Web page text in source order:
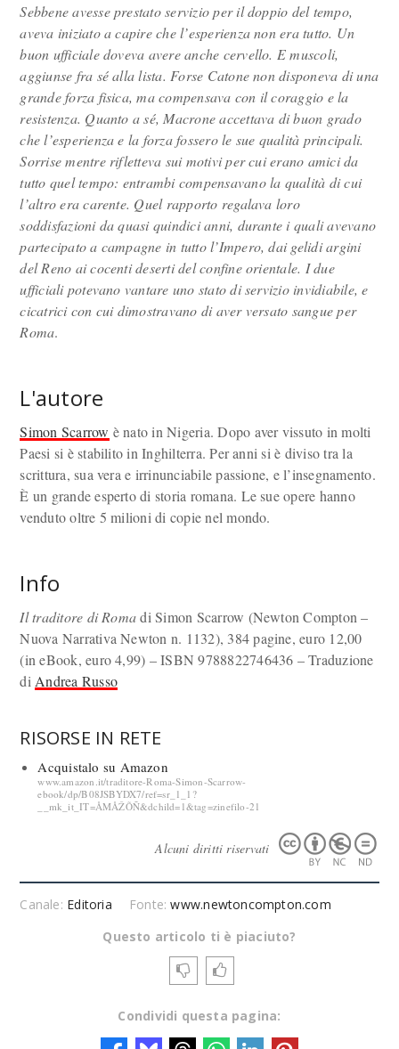
Sebbene avesse prestato servizio per il doppio del tempo,
aveva iniziato a capire che l’esperienza non era tutto. Un
buon ufficiale doveva avere anche cervello. E muscoli,
aggiunse fra sé alla lista. Forse Catone non disponeva di una
grande forza fisica, ma compensava con il coraggio e la
resistenza. Quanto a sé, Macrone accettava di buon grado
che l’esperienza e la forza fossero le sue qualità principali.
Sorrise mentre rifletteva sui motivi per cui erano amici da
tutto quel tempo: entrambi compensavano la qualità di cui
l’altro era carente. Quel rapporto regalava loro
soddisfazioni da quasi quindici anni, durante i quali avevano
partecipato a campagne in tutto l’Impero, dai gelidi argini
del Reno ai cocenti deserti del confine orientale. I due
ufficiali potevano vantare uno stato di servizio invidiabile, e
cicatrici con cui dimostravano di aver versato sangue per
Roma.
L'autore
Simon Scarrow è nato in Nigeria. Dopo aver vissuto in molti
Paesi si è stabilito in Inghilterra. Per anni si è diviso tra la
scrittura, sua vera e irrinunciabile passione, e l’insegnamento.
È un grande esperto di storia romana. Le sue opere hanno
venduto oltre 5 milioni di copie nel mondo.
Info
Il traditore di Romadi Simon Scarrow (Newton Compton –
Nuova Narrativa Newton n. 1132), 384 pagine, euro 12,00
(in eBook, euro 4,99) – ISBN 9788822746436 – Traduzione
di Andrea Russo
RISORSE IN RETE
Acquistalo su Amazon
www.amazon.it/traditore-Roma-Simon-Scarrow-
ebook/dp/B08JSBYDX7/ref=sr_1_1?
__mk_it_IT=ÅMÅŽÕÑ&dchild=1&tag=zinefilo-21
Alcuni diritti riservati
Canale: Editoria Fonte:www.newtoncompton.com
Questo articolo ti è piaciuto?
Condividi questa pagina: